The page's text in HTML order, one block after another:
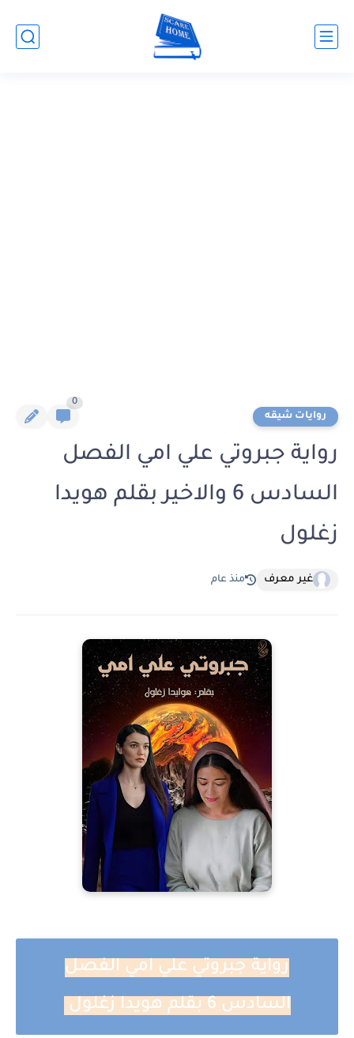
روايات شيقه
0
رواية جبروتي علي امي الفصل
السادس 6 والاخير بقلم هويدا
زغلول
غير معرف منذ عام
رواية جبروتي علي امي الفصل
السادس 6 بقلم هويدا زغلول